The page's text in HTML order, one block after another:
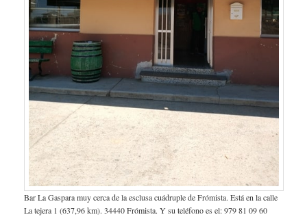
Bar La Gaspara muy cerca de la esclusa cuádruple de Frómista. Está en la calle
La tejera 1 (637,96 km). 34440 Frómista. Y su teléfono es el: 979 81 09 60